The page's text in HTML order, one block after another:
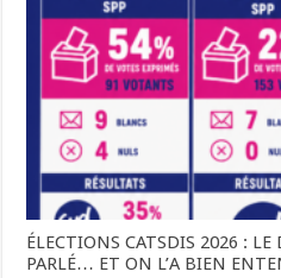
ÉLECTIONS CATSDIS 2026 :
PARLÉ… ET ON L’A BIEN